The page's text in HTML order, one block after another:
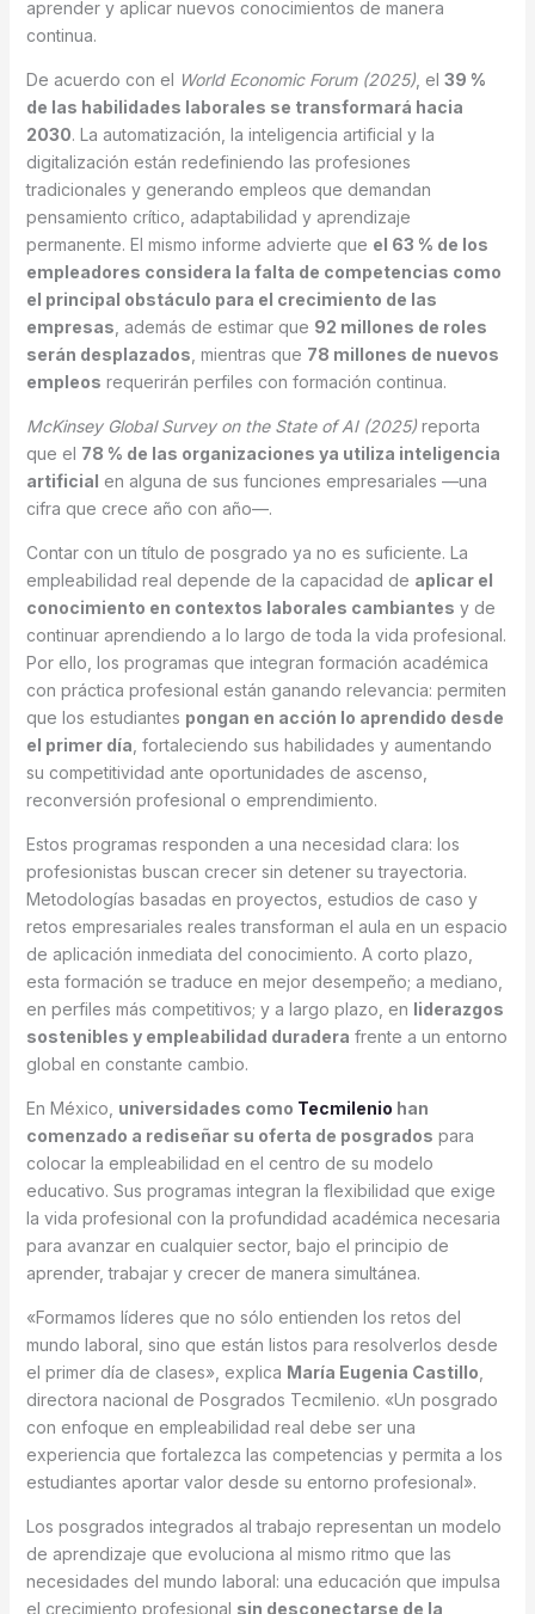
aprender y aplicar nuevos conocimientos de manera
continua.
De acuerdo con el World Economic Forum (2025), el 39 %
de las habilidades laborales se transformará hacia
2030. La automatización, la inteligencia artificial y la
digitalización están redefiniendo las profesiones
tradicionales y generando empleos que demandan
pensamiento crítico, adaptabilidad y aprendizaje
permanente. El mismo informe advierte que el 63 % de los
empleadores considera la falta de competencias como
el principal obstáculo para el crecimiento de las
empresas , además de estimar que 92 millones de roles
serán desplazados , mientras que 78 millones de nuevos
empleos requerirán perfiles con formación continua.
McKinsey Global Survey on the State of AI (2025)reporta
que el 78 % de las organizaciones ya utiliza inteligencia
artificial en alguna de sus funciones empresariales —una
cifra que crece año con año—.
Contar con un título de posgrado ya no es suficiente. La
empleabilidad real depende de la capacidad de aplicar el
conocimiento en contextos laborales cambiantes y de
continuar aprendiendo a lo largo de toda la vida profesional.
Por ello, los programas que integran formación académica
con práctica profesional están ganando relevancia: permiten
que los estudiantes pongan en acción lo aprendido desde
el primer día , fortaleciendo sus habilidades y aumentando
su competitividad ante oportunidades de ascenso,
reconversión profesional o emprendimiento.
Estos programas responden a una necesidad clara: los
profesionistas buscan crecer sin detener su trayectoria.
Metodologías basadas en proyectos, estudios de caso y
retos empresariales reales transforman el aula en un espacio
de aplicación inmediata del conocimiento. A corto plazo,
esta formación se traduce en mejor desempeño; a mediano,
en perfiles más competitivos; y a largo plazo, en liderazgos
sostenibles y empleabilidad duradera frente a un entorno
global en constante cambio.
En México, universidades como Tecmilenio han
comenzado a rediseñar su oferta de posgrados para
colocar la empleabilidad en el centro de su modelo
educativo. Sus programas integran la flexibilidad que exige
la vida profesional con la profundidad académica necesaria
para avanzar en cualquier sector, bajo el principio de
aprender, trabajar y crecer de manera simultánea.
«Formamos líderes que no sólo entienden los retos del
mundo laboral, sino que están listos para resolverlos desde
el primer día de clases», explica María Eugenia Castillo
directora nacional de Posgrados Tecmilenio. «Un posgrado
con enfoque en empleabilidad real debe ser una
experiencia que fortalezca las competencias y permita a los
estudiantes aportar valor desde su entorno profesional».
Los posgrados integrados al trabajo representan un modelo
de aprendizaje que evoluciona al mismo ritmo que las
necesidades del mundo laboral: una educación que impulsa
el crecimiento profesional sin desconectarse de la